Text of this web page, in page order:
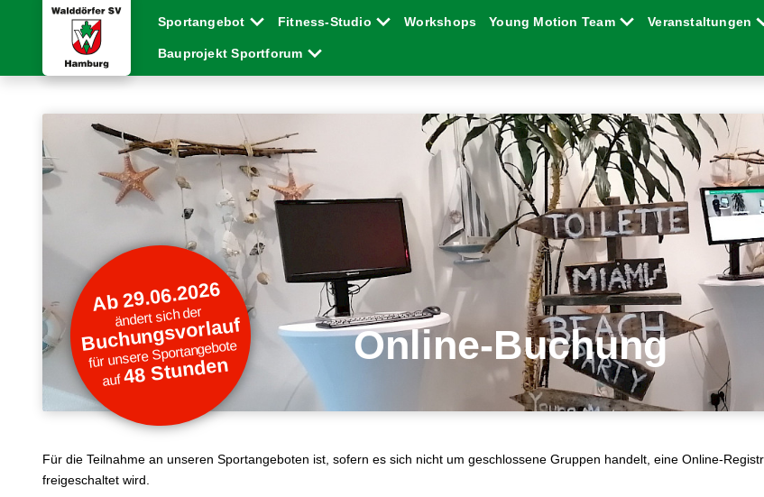
Sportangebot Fitness-Studio Workshops Young Motion Team Veranstaltungen
Bauprojekt Sportforum
Ab 29.06.2026
ändert sich der
Buchungsvorlauf
für unsere Sportangebote
auf48 Stunden
Online-Buchung
Für die Teilnahme an unseren Sportangeboten ist, sofern es sich nicht um geschlossene Gruppen handelt, eine Online-
freigeschaltet wird.